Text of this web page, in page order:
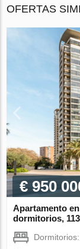
OFERTAS
€ 950
Apartamento
dormitorios,